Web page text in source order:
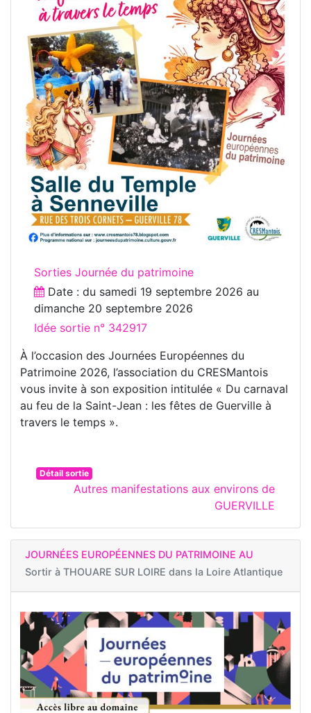
Sorties Journée du patrimoine
Date : du samedi 19 septembre 2026 au
dimanche 20 septembre 2026
Idée sortie n° 342917
À l’occasion des Journées Européennes du
Patrimoine 2026, l’association du CRESMantois
vous invite à son exposition intitulée « Du carnaval
au feu de la Saint-Jean : les fêtes de Guerville à
travers le temps ».
Détail sortie
Autres manifestations aux environs de
GUERVILLE
JOURNÉES EUROPÉENNES DU PATRIMOINE AU
Sortir à THOUARE SUR LOIRE dans la Loire Atlantique